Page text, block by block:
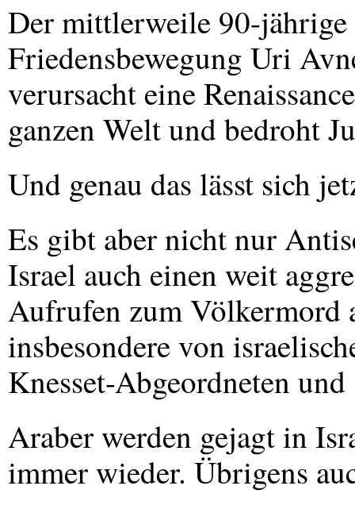
Der mittlerweile 90-jährige
Friedensbewegung Uri
verursacht eine
ganzen Welt und bedroht
Und genau das lässt sich
Es gibt aber nicht nur
Israel auch einen weit
Aufrufen zum Völkermord
insbesondere von
Knesset-Abgeordneten
Araber werden gejagt in
immer wieder. Übrigens